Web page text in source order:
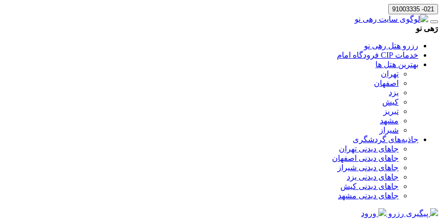
021- 91003335
رَهی نو
رزرو هتل رهی نو
خدمات CIP فرودگاه امام
بهترین هتل ها
تهران
اصفهان
یزد
کیش
تبریز
مشهد
شیراز
جاذبه‌های گردشگری
جاهای دیدنی تهران
جاهای دیدنی اصفهان
جاهای دیدنی شیراز
جاهای دیدنی یزد
جاهای دیدنی کیش
جاهای دیدنی مشهد
پیگیری رزرو ورود